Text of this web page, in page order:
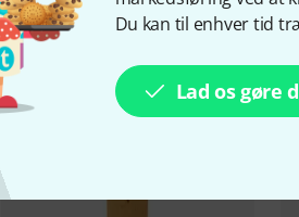
Du kan til enhver tid
Lad os gøre